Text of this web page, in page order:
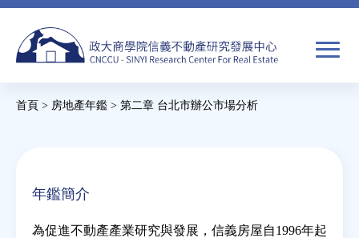
Jump
navigation
表
搜
焦點新聞
這
首頁 > 房地產年鑑 > 第二章 台北市辦公市場分析
年鑑簡介
為促進不動產產業研究與發展，信義房屋自1996年起